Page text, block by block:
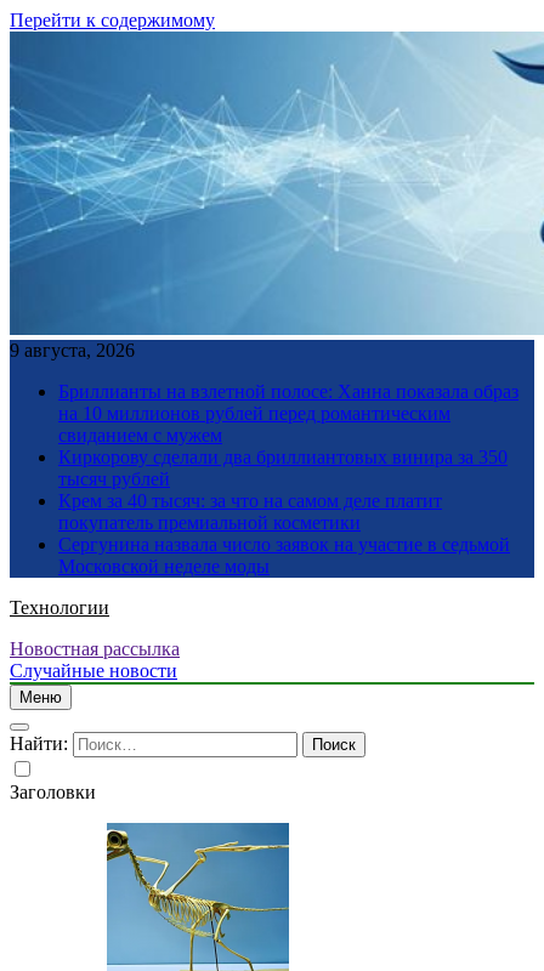
Перейти к содержимому
9 августа, 2026
Бриллианты на взлетной полосе: Ханна показала образ
на 10 миллионов рублей перед романтическим
свиданием с мужем
Киркорову сделали два бриллиантовых винира за 350
тысяч рублей
Крем за 40 тысяч: за что на самом деле платит
покупатель премиальной косметики
Сергунина назвала число заявок на участие в седьмой
Московской неделе моды
Технологии
Новостная рассылка
Случайные новости
Меню
Найти:
Заголовки